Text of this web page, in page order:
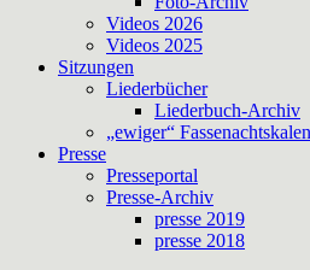
Videos 2026
Videos 2025
Sitzungen
Liederbücher
Liederbuch-Archiv
„ewiger“
Presse
Presseportal
Presse-Archiv
presse 2019
presse 2018